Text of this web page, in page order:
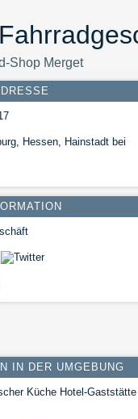
Shop Merget
Hessen, Hainstadt bei
IN DER UMGEBUNG
Küche Hotel-Gaststätte